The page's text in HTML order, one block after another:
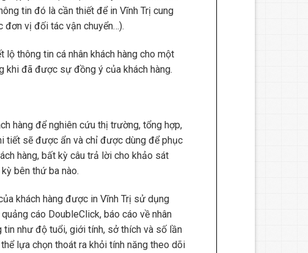
tin đó là cần thiết để in Vĩnh Trị cung
đơn vị đối tác vận chuyển…).
thông tin cá nhân khách hàng cho một
khi đã được sự đồng ý của khách hàng.
hàng để nghiên cứu thị trường, tổng hợp,
tiết sẽ được ẩn và chỉ được dùng để phục
hàng, bất kỳ câu trả lời cho khảo sát
bên thứ ba nào.
khách hàng được in Vĩnh Trị sử dụng
cáo DoubleClick, báo cáo về nhân
như độ tuổi, giới tính, sở thích và số lần
lựa chọn thoát ra khỏi tính năng theo dõi